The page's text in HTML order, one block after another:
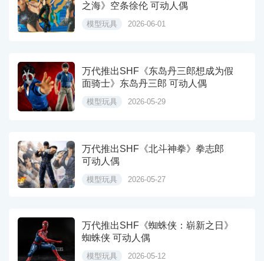
之海》空条徐伦 可动人偶
模型玩具 2026-06-01
万代推出SHF《东岛丹三郎想成为假
面骑士》东岛丹三郎 可动人偶
模型玩具 2026-05-29
万代推出SHF《北斗神拳》拳志郎
可动人偶
模型玩具 2026-05-27
万代推出SHF《蜘蛛侠：崭新之日》
蜘蛛侠 可动人偶
模型玩具 2026-05-12